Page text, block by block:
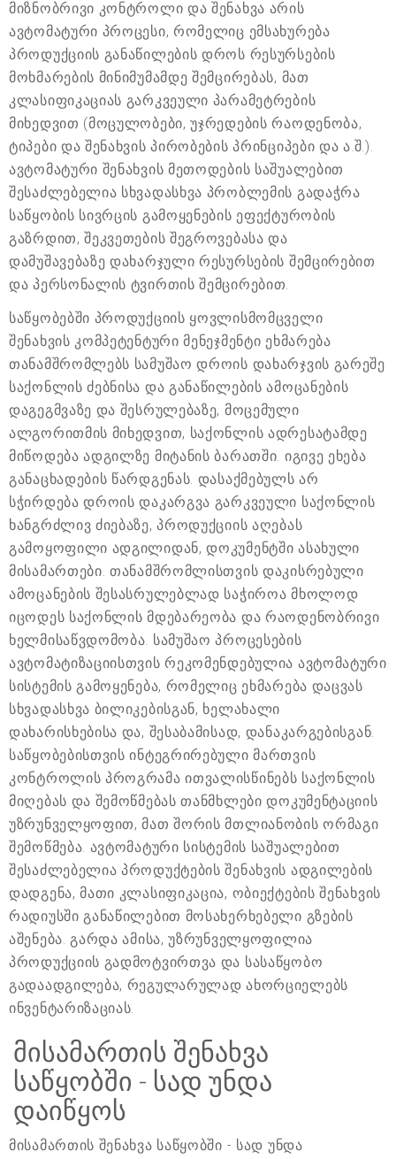
მიზნობრივი კონტროლი და შენახვა არის
ავტომატური პროცესი, რომელიც ემსახურება
პროდუქციის განაწილების დროს რესურსების
მოხმარების მინიმუმამდე შემცირებას, მათ
კლასიფიკაციას გარკვეული პარამეტრების
მიხედვით (მოცულობები, უჯრედების რაოდენობა,
ტიპები და შენახვის პირობების პრინციპები და ა.შ.).
ავტომატური შენახვის მეთოდების საშუალებით
შესაძლებელია სხვადასხვა პრობლემის გადაჭრა
საწყობის სივრცის გამოყენების ეფექტურობის
გაზრდით, შეკვეთების შეგროვებასა და
დამუშავებაზე დახარჯული რესურსების შემცირებით
და პერსონალის ტვირთის შემცირებით.
საწყობებში პროდუქციის ყოვლისმომცველი
შენახვის კომპეტენტური მენეჯმენტი ეხმარება
თანამშრომლებს სამუშაო დროის დახარჯვის გარეშე
საქონლის ძებნისა და განაწილების ამოცანების
დაგეგმვაზე და შესრულებაზე, მოცემული
ალგორითმის მიხედვით, საქონლის ადრესატამდე
მიწოდება ადგილზე მიტანის ბარათში. იგივე ეხება
განაცხადების წარდგენას. დასაქმებულს არ
სჭირდება დროის დაკარგვა გარკვეული საქონლის
ხანგრძლივ ძიებაზე, პროდუქციის აღებას
გამოყოფილი ადგილიდან, დოკუმენტში ასახული
მისამართები. თანამშრომლისთვის დაკისრებული
ამოცანების შესასრულებლად საჭიროა მხოლოდ
იცოდეს საქონლის მდებარეობა და რაოდენობრივი
ხელმისაწვდომობა. სამუშაო პროცესების
ავტომატიზაციისთვის რეკომენდებულია ავტომატური
სისტემის გამოყენება, რომელიც ეხმარება დაცვას
სხვადასხვა ბილიკებისგან, ხელახალი
დახარისხებისა და, შესაბამისად, დანაკარგებისგან.
საწყობებისთვის ინტეგრირებული მართვის
კონტროლის პროგრამა ითვალისწინებს საქონლის
მიღებას და შემოწმებას თანმხლები დოკუმენტაციის
უზრუნველყოფით, მათ შორის მთლიანობის ორმაგი
შემოწმება. ავტომატური სისტემის საშუალებით
შესაძლებელია პროდუქტების შენახვის ადგილების
დადგენა, მათი კლასიფიკაცია, ობიექტების შენახვის
რადიუსში განაწილებით მოსახერხებელი გზების
აშენება. გარდა ამისა, უზრუნველყოფილია
პროდუქციის გადმოტვირთვა და სასაწყობო
გადაადგილება, რეგულარულად ახორციელებს
ინვენტარიზაციას.
მისამართის შენახვა
საწყობში - სად უნდა
დაიწყოს
მისამართის შენახვა საწყობში - სად უნდა